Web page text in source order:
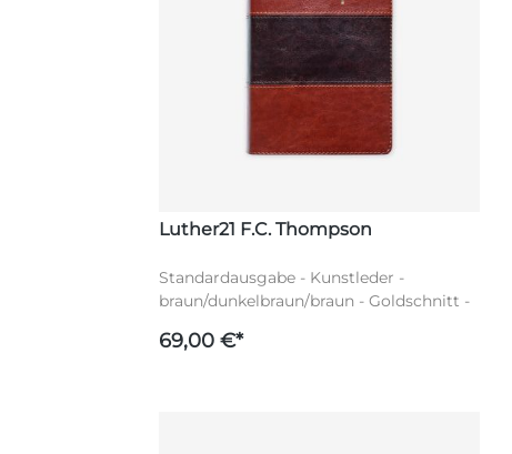
Luther21 F.C. Thompson
Standardausgabe - Kunstleder -
braun/dunkelbraun/braun - Goldschnitt -
Luther21 F.C. Thompson
69,00 €*